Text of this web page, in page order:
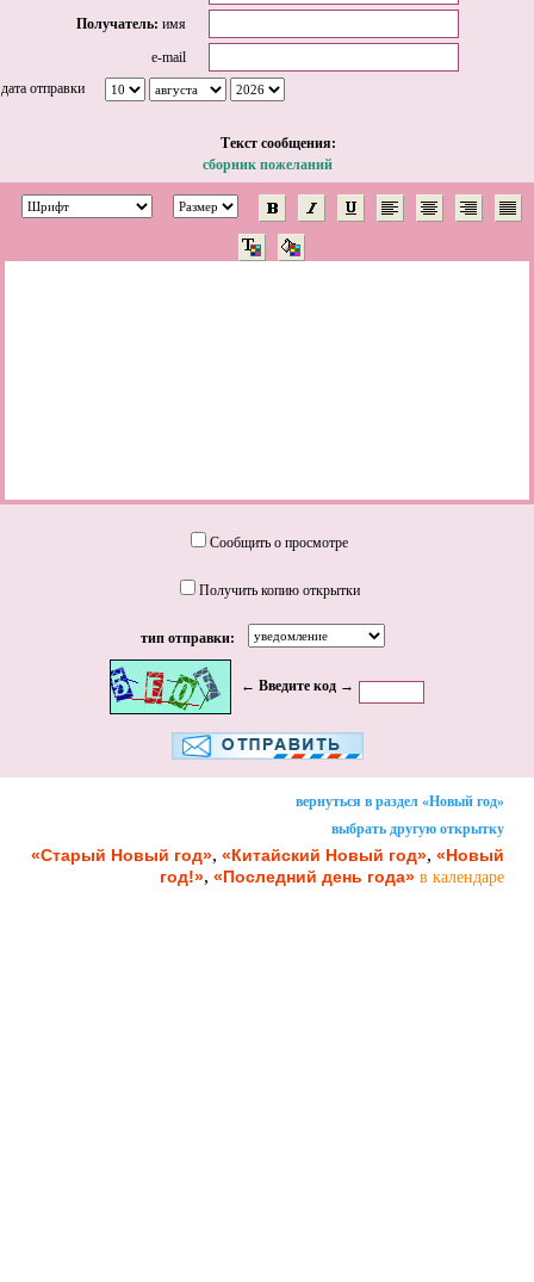
Получатель: имя
e-mail
дата отправки
Tекст сообщения:
сборник пожеланий
Сообщить о просмотре
Получить копию открытки
тип отправки:
← Введите код →
вернуться в раздел «Новый год»
выбрать другую открытку
«Старый Новый год», «Китайский Новый год», «Новый
год!», «Последний день года» в календаре